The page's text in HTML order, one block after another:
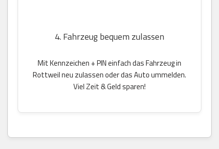
4. Fahrzeug bequem zulassen
Mit Kennzeichen + PIN einfach das Fahrzeug in
Rottweil neu zulassen oder das Auto ummelden.
Viel Zeit & Geld sparen!